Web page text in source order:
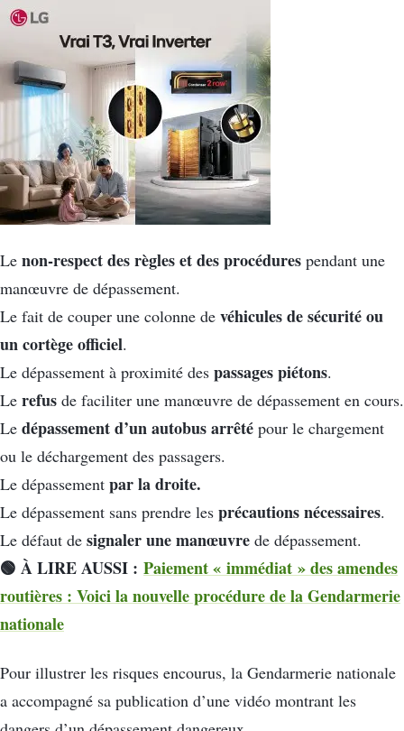
Le non-respect des règles et des procédures pendant une
manœuvre de dépassement.
Le fait de couper une colonne de véhicules de sécurité ou
un cortège officiel.
Le dépassement à proximité des passages piétons.
Le refus de faciliter une manœuvre de dépassement en cours.
Le dépassement d’un autobus arrêté pour le chargement
ou le déchargement des passagers.
Le dépassement par la droite.
Le dépassement sans prendre les précautions nécessaires.
Le défaut de signaler une manœuvre de dépassement.
🟢 À LIRE AUSSI : Paiement « immédiat » des amendes
routières : Voici la nouvelle procédure de la Gendarmerie
nationale
Pour illustrer les risques encourus, la Gendarmerie nationale
a accompagné sa publication d’une vidéo montrant les